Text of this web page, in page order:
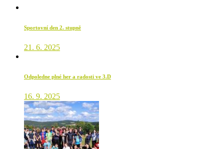
Sportovní den 2. stupně
21. 6. 2025
Odpoledne plné her a radosti ve 3.D
16. 9. 2025